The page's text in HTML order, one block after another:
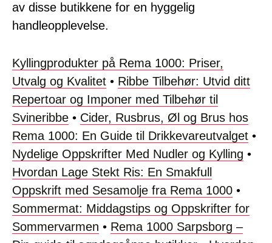
av disse butikkene for en hyggelig
handleopplevelse.
Kyllingprodukter på Rema 1000: Priser,
Utvalg og Kvalitet • Ribbe Tilbehør: Utvid ditt
Repertoar og Imponer med Tilbehør til
Svineribbe • Cider, Rusbrus, Øl og Brus hos
Rema 1000: En Guide til Drikkevareutvalget •
Nydelige Oppskrifter Med Nudler og Kylling •
Hvordan Lage Stekt Ris: En Smakfull
Oppskrift med Sesamolje fra Rema 1000 •
Sommermat: Middagstips og Oppskrifter for
Sommervarmen • Rema 1000 Sarpsborg –